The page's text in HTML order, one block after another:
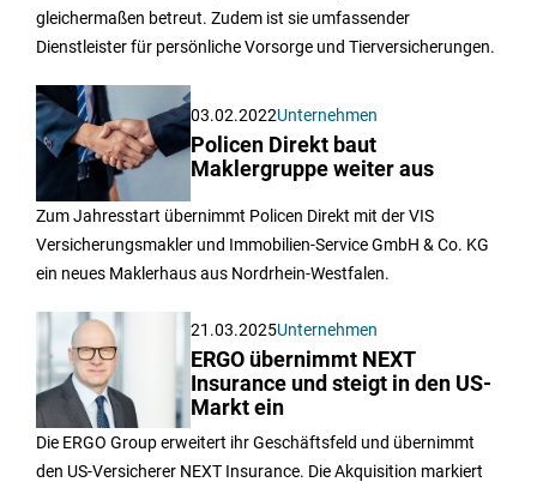
gleichermaßen betreut. Zudem ist sie umfassender
Dienstleister für persönliche Vorsorge und Tierversicherungen.
03.02.2022Unternehmen
Policen Direkt baut
Maklergruppe weiter aus
Zum Jahresstart übernimmt Policen Direkt mit der VIS
Versicherungsmakler und Immobilien-Service GmbH & Co. KG
ein neues Maklerhaus aus Nordrhein-Westfalen.
21.03.2025Unternehmen
ERGO übernimmt NEXT
Insurance und steigt in den US-
Markt ein
Die ERGO Group erweitert ihr Geschäftsfeld und übernimmt
den US-Versicherer NEXT Insurance. Die Akquisition markiert